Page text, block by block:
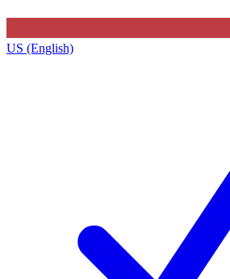
US (English)